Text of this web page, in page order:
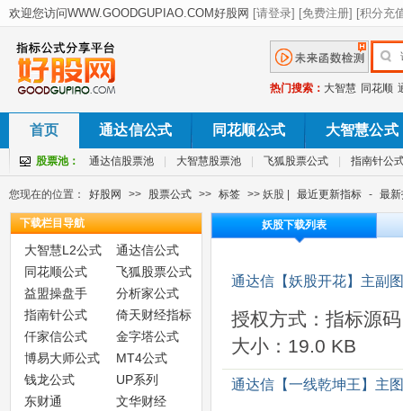
热门搜索： 大智慧 同花顺
首页 通达信公式 同花顺公式 大智慧公式
股票池： 通达信股票池 大智慧股票池 飞狐股票公式 指南针公
您现在的位置： 好股网 >> 股票公式 >> 标签 >> 妖股 | 最近更新指标 - 最
下载栏目导航
大智慧L2公式
通达信公式
同花顺公式
飞狐股票公式
益盟操盘手
分析家公式
指南针公式
倚天财经指标
仟家信公式
金字塔公式
博易大师公式
MT4公式
钱龙公式
UP系列
东财通
文华财经
妖股下载列表
通达信【妖股开花】主副
授权方式：指标源码
大小：19.0 KB
通达信【一线乾坤王】主